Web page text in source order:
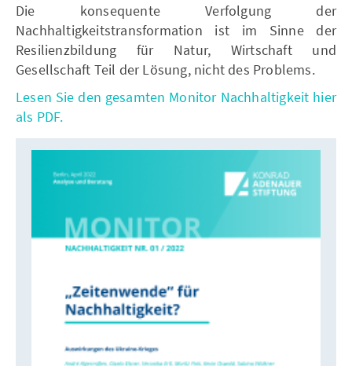
Die konsequente Verfolgung der
Nachhaltigkeitstransformation ist im Sinne der
Resilienzbildung für Natur, Wirtschaft und
Gesellschaft Teil der Lösung, nicht des Problems.
Lesen Sie den gesamten Monitor Nachhaltigkeit hier
als PDF.